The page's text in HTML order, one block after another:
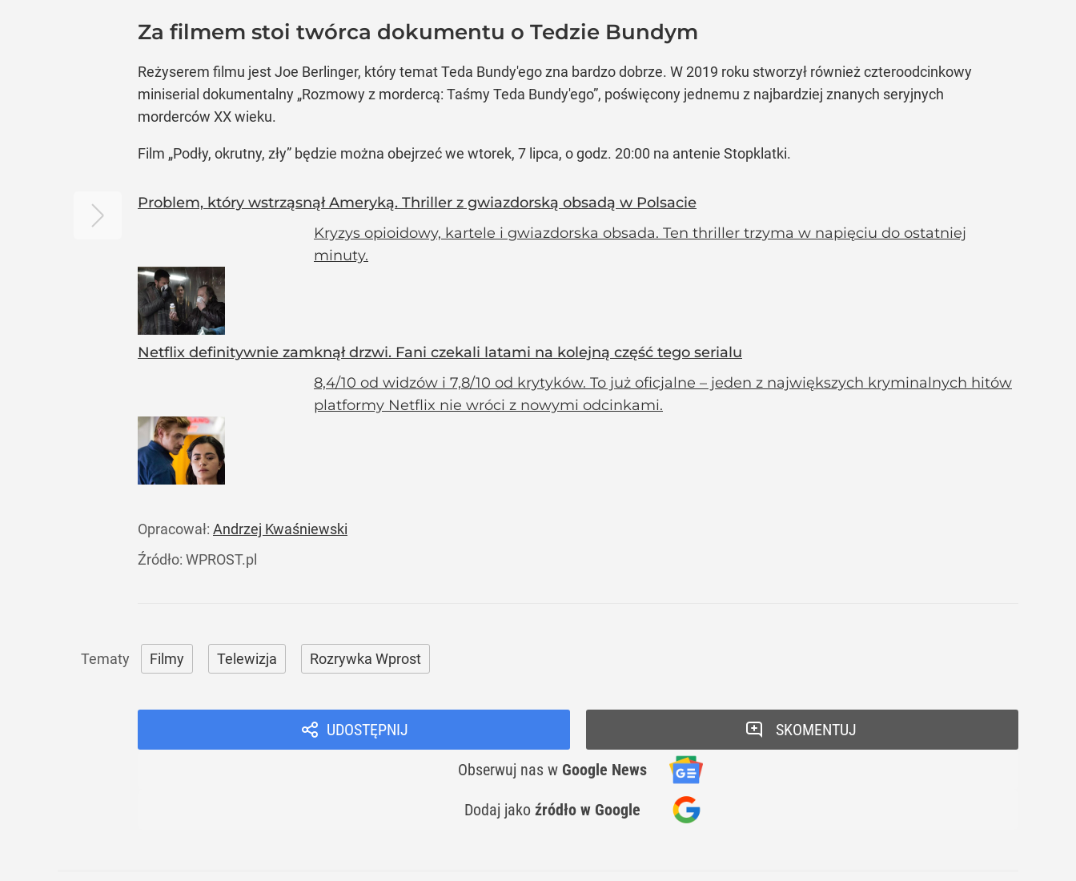
Za filmem stoi twórca dokumentu o Tedzie Bundym
Reżyserem filmu jest Joe Berlinger, który temat Teda Bundy'ego zna bardzo dobrze. W 2019 roku stworzył również czteroodcinkowy
miniserial dokumentalny „Rozmowy z mordercą: Taśmy Teda Bundy'ego”, poświęcony jednemu z najbardziej znanych seryjnych
morderców XX wieku.
Film „Podły, okrutny, zły” będzie można obejrzeć we wtorek, 7 lipca, o godz. 20:00 na antenie Stopklatki.
Problem, który wstrząsnął Ameryką. Thriller z gwiazdorską obsadą w Polsacie
Kryzys opioidowy, kartele i gwiazdorska obsada. Ten thriller trzyma w napięciu do ostatniej
minuty.
Netflix definitywnie zamknął drzwi. Fani czekali latami na kolejną część tego serialu
8,4/10 od widzów i 7,8/10 od krytyków. To już oficjalne – jeden z największych kryminalnych hitów
platformy Netflix nie wróci z nowymi odcinkami.
Opracował: Andrzej Kwaśniewski
Źródło: WPROST.pl
Filmy Telewizja Rozrywka Wprost
UDOSTĘPNIJ
Obserwuj nas w Google News
Dodaj jako źródło w Google
SKOMENTUJ